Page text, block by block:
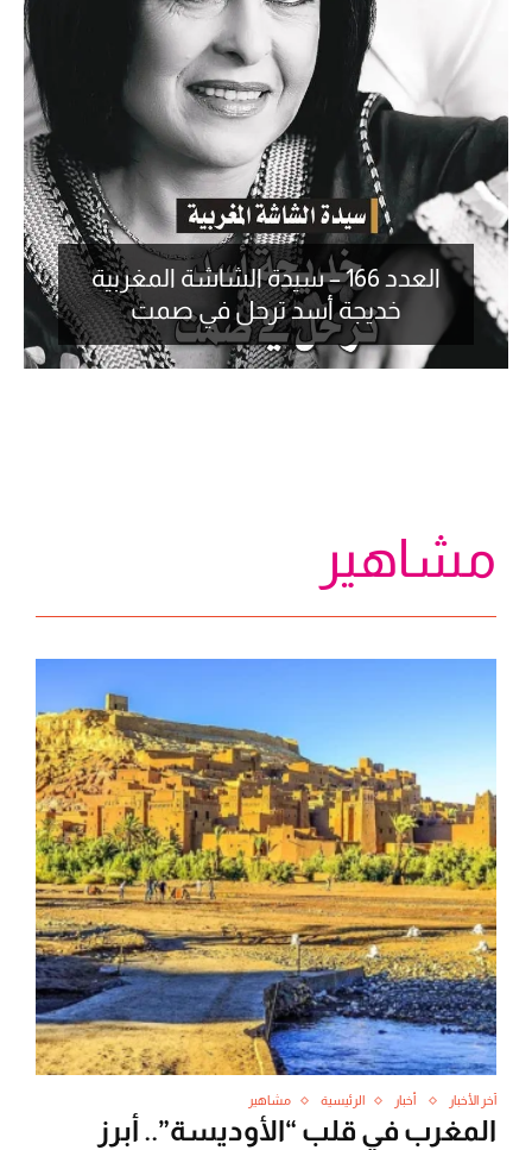
العدد 165 – الإعلامية نبيلة كيلاني : “ملي
كيلعب المغرب كلشي...
مشاهير
آخر الأخبار أخبار الرئيسية مشاهير
المغرب في قلب “الأوديسة”.. أبرز